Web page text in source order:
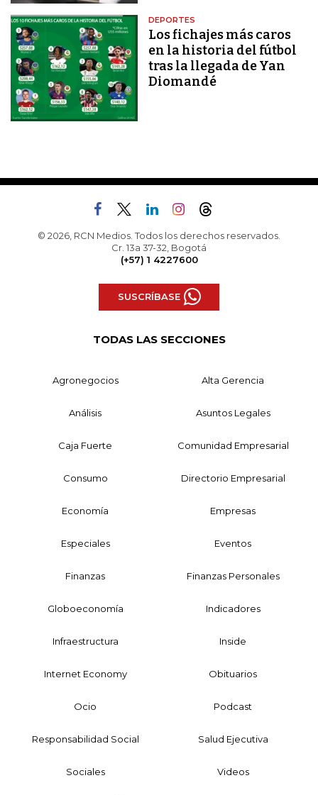
DEPORTES
Los fichajes más caros
en la historia del fútbol
tras la llegada de Yan
Diomandé
© 2026, RCN Medios. Todos los derechos reservados.
Cr. 13a 37-32, Bogotá
(+57) 1 4227600
SUSCRÍBASE
TODAS LAS SECCIONES
Agronegocios Alta Gerencia
Análisis Asuntos Legales
Caja Fuerte Comunidad Empresarial
Consumo Directorio Empresarial
Economía Empresas
Especiales Eventos
Finanzas Finanzas Personales
Globoeconomía Indicadores
Infraestructura Inside
Internet Economy Obituarios
Ocio Podcast
Responsabilidad Social Salud Ejecutiva
Sociales Videos